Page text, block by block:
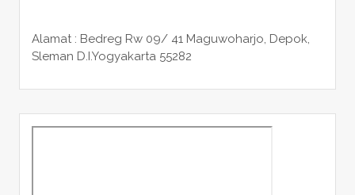
Alamat : Bedreg Rw 09/ 41 Maguwoharjo, Depok,
Sleman D.I.Yogyakarta 55282